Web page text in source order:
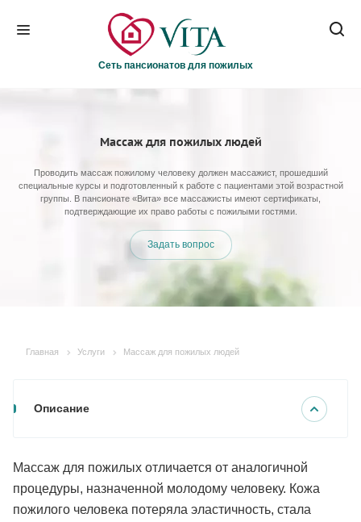
Сеть пансионатов для пожилых
Массаж для пожилых людей
Проводить массаж пожилому человеку должен массажист, прошедший
специальные курсы и подготовленный к работе с пациентами этой возрастной
группы. В пансионате «Вита» все массажисты имеют сертификаты,
подтверждающие их право работы с пожилыми гостями.
Задать вопрос
Главная Услуги Массаж для пожилых людей
Описание
Массаж для пожилых отличается от аналогичной
процедуры, назначенной молодому человеку. Кожа
пожилого человека потеряла эластичность, стала